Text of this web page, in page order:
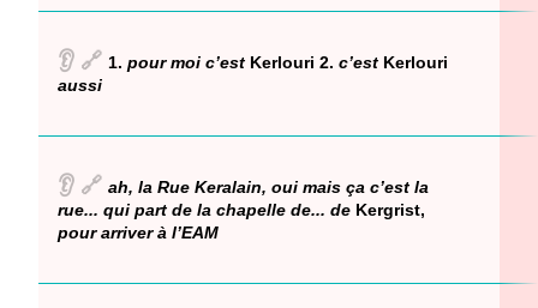
👂 🔗 1. pour moi c’est Kerlouri 2. c’est Kerlouri
aussi
👂 🔗 ah, la Rue Keralain, oui mais ça c’est la
rue... qui part de la chapelle de... de Kergrist,
pour arriver à l’EAM